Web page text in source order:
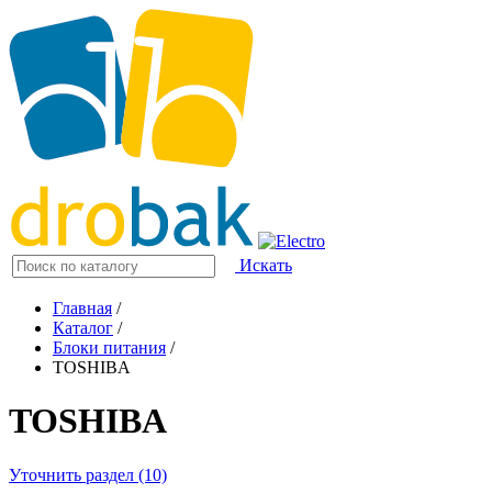
Искать
Главная /
Каталог /
Блоки питания /
TOSHIBA
TOSHIBA
Уточнить раздел (10)